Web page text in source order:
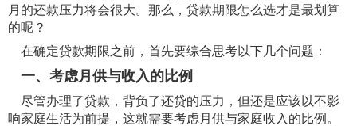
月的还款压力将会很大。那么，贷款期限怎么选才是最划算
的呢？
在确定贷款期限之前，首先要综合思考以下几个问题：
一、考虑月供与收入的比例
尽管办理了贷款，背负了还贷的压力，但还是应该以不影
响家庭生活为前提，这就需要考虑月供与家庭收入的比例。